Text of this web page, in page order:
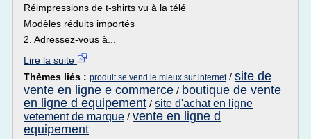
Réimpressions de t-shirts vu à la télé
Modèles réduits importés
2. Adressez-vous à...
Lire la suite
Thèmes liés : produit se vend le mieux sur internet/ site de
vente en ligne e commerce / boutique de vente
en ligne d equipement / site d'achat en ligne
vetement de marque / vente en ligne d
equipement